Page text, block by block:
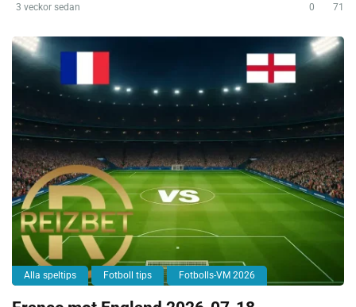
3 veckor sedan 0 71
Alla speltips Fotboll tips Fotbolls-VM 2026